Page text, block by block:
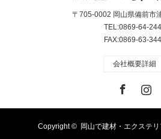
〒705-0002 岡山県備前市
TEL:0869-64-
FAX:0869-63-
会社概要詳細
Copyright © 岡山で建材・エクステ